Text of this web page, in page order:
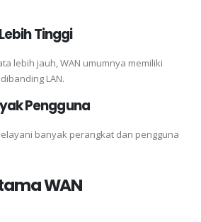
Tinggi
lebih jauh, WAN umumnya memiliki
LAN.
Pengguna
banyak perangkat dan pengguna
WAN